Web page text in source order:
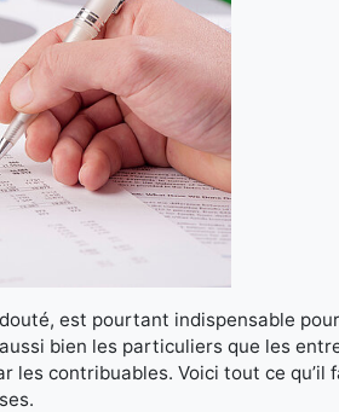
est pourtant indispensable
bien les particuliers que les
les contribuables. Voici tout ce qu’il